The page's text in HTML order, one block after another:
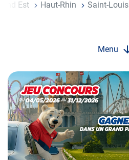
Est Haut-Rhin Saint-Louis
Menu
Opération
spéciale
Mai
-
Décembre
2026
Locations